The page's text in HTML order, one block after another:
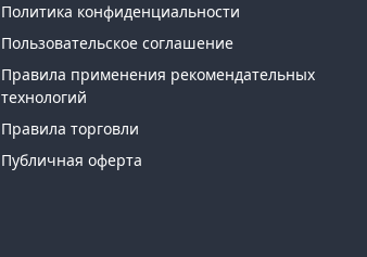
Политика конфиденциальности
Пользовательское соглашение
Правила применения рекомендательных
технологий
Правила торговли
Публичная оферта